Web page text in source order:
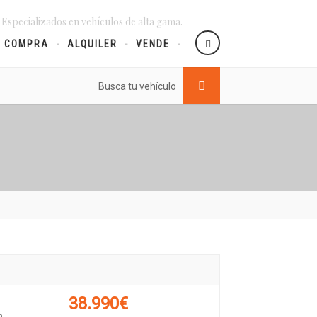
en vehículos de alta gama.
COMPRA ALQUILER VENDE
Busca tu vehículo
38.990€